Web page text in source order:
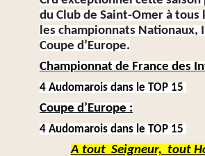
du Club de Saint-Omer à
les championnats Nationaux,
Coupe d’Europe.
Championnat de France des
4 Audomarois dans le TOP 15
Coupe d’Europe :
4 Audomarois dans le TOP 15
A tout Seigneur, tout